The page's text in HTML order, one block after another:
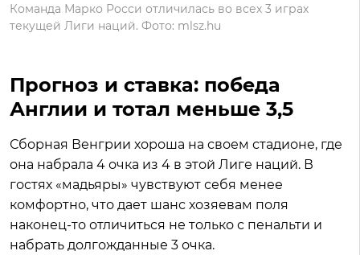
Команда Марко Росси отличилась во всех 3 играх
текущей Лиги наций. Фото: mlsz.hu
Прогноз и ставка: победа
Англии и тотал меньше 3,5
Сборная Венгрии хороша на своем стадионе, где
она набрала 4 очка из 4 в этой Лиге наций. В
гостях «мадьяры» чувствуют себя менее
комфортно, что дает шанс хозяевам поля
наконец-то отличиться не только с пенальти и
набрать долгожданные 3 очка.